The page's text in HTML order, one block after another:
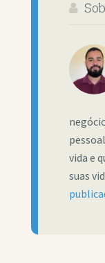
vida e
suas